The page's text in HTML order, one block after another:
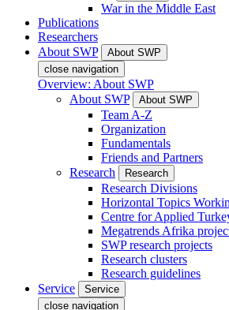
War in the Middle East
Publications
Researchers
About SWP
About SWP
close navigation
Overview: About SWP
About SWP
About SWP
Team A-Z
Organization
Fundamentals
Friends and Partners
Research
Research
Research Divisions
Horizontal Topics
Centre for Applied
Megatrends Afrika
SWP research projects
Research clusters
Research guidelines
Service
Service
close navigation